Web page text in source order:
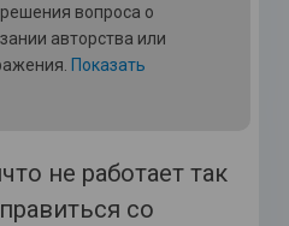
вопроса о
авторства или
Показать
не работает так
со